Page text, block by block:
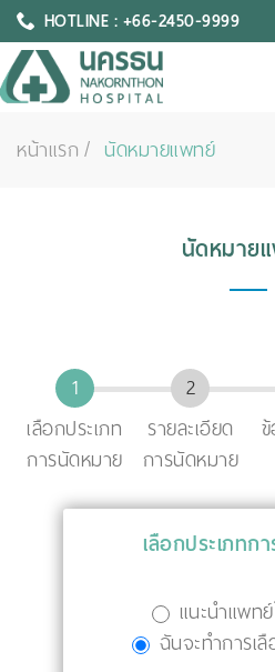
HOTLINE : +66-2450-9999
หน้าแรก นัดหมายแพทย์
นัดหมาย
เลือกประเภท
การนัดหมาย
รายละเอียด
การนัดหมาย
เลือกประเภทก
แนะนำแพท
ฉันจะทำการเ